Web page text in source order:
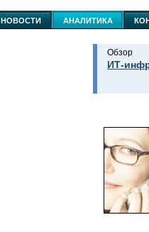
НОВОСТИ АНАЛИТИКА
Обзор
ИТ-